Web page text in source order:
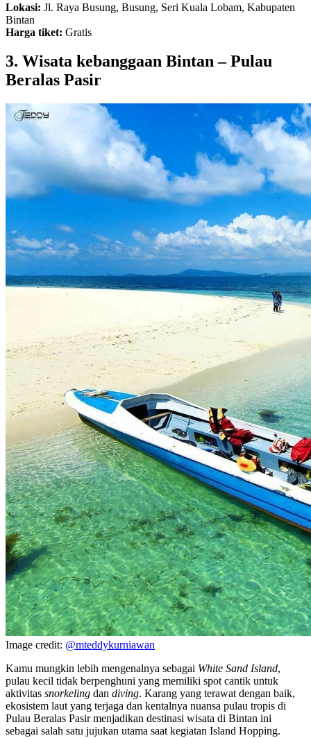
Lokasi: Jl. Raya Busung, Busung, Seri Kuala Lobam, Kabupaten
Bintan
Harga tiket: Gratis
3. Wisata kebanggaan Bintan – Pulau
Beralas Pasir
Image credit: @mteddykurniawan
Kamu mungkin lebih mengenalnya sebagai White Sand Island,
pulau kecil tidak berpenghuni yang memiliki spot cantik untuk
aktivitas snorkeling dan diving. Karang yang terawat dengan baik,
ekosistem laut yang terjaga dan kentalnya nuansa pulau tropis di
Pulau Beralas Pasir menjadikan destinasi wisata di Bintan ini
sebagai salah satu jujukan utama saat kegiatan Island Hopping.